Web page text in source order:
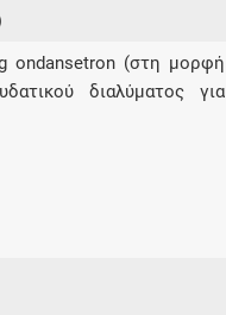
ondansetron (στη μορφή
διαλύματος για